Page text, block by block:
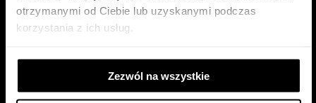
otrzymanymi od Ciebie lub uzyskanymi podczas
korzystania z ich usług.
Zezwól na wszystkie
Zespół aktorski
Dyrekcja
Kontakt
Voucher online
Repertuar